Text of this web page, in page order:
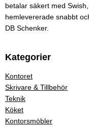
betalar säkert med
hemlevererade snabbt
DB Schenker.
Kategorier
Kontoret
Skrivare & Tillbehör
Teknik
Köket
Kontorsmöbler